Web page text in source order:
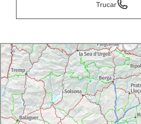
Trucar